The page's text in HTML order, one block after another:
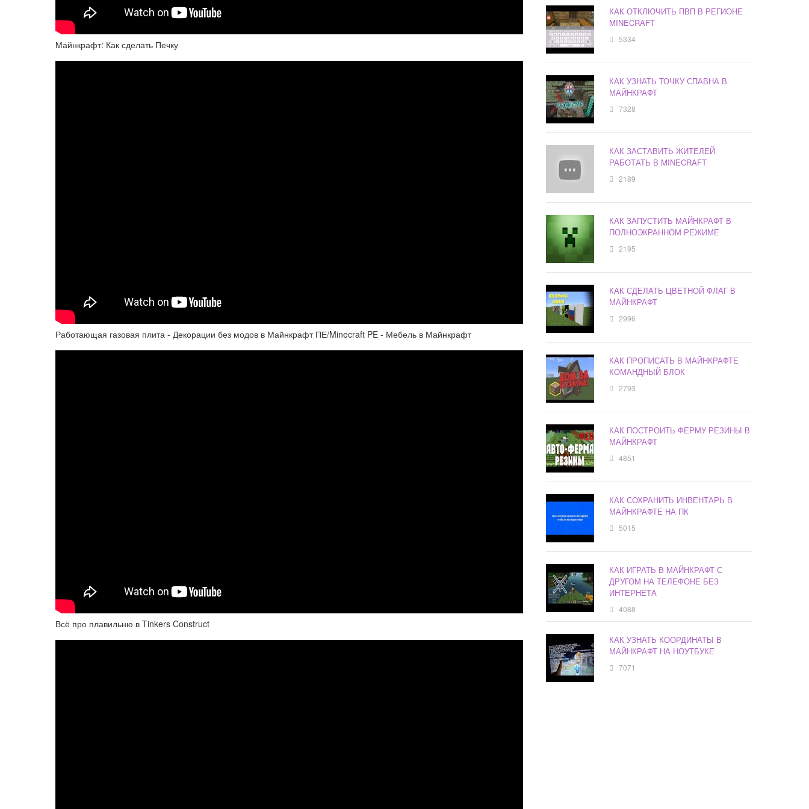
Майнкрафт: Как сделать Печку
Работающая газовая плита - Декорации без модов в Майнкрафт ПЕ/Minecraft PE - Мебель в Майнкрафт
Всё про плавильню в Tinkers Construct
КАК ОТКЛЮЧИТЬ ПВП В РЕГИОНЕ
MINECRAFT
5334
КАК УЗНАТЬ ТОЧКУ СПАВНА В
МАЙНКРАФТ
7328
КАК ЗАСТАВИТЬ ЖИТЕЛЕЙ
РАБОТАТЬ В MINECRAFT
2189
КАК ЗАПУСТИТЬ МАЙНКРАФТ В
ПОЛНОЭКРАННОМ РЕЖИМЕ
2195
КАК СДЕЛАТЬ ЦВЕТНОЙ ФЛАГ В
МАЙНКРАФТ
2996
КАК ПРОПИСАТЬ В МАЙНКРАФТЕ
КОМАНДНЫЙ БЛОК
2793
КАК ПОСТРОИТЬ ФЕРМУ РЕЗИНЫ В
МАЙНКРАФТ
4851
КАК СОХРАНИТЬ ИНВЕНТАРЬ В
МАЙНКРАФТЕ НА ПК
5015
КАК ИГРАТЬ В МАЙНКРАФТ С
ДРУГОМ НА ТЕЛЕФОНЕ БЕЗ
ИНТЕРНЕТА
4088
КАК УЗНАТЬ КООРДИНАТЫ В
МАЙНКРАФТ НА НОУТБУКЕ
7071